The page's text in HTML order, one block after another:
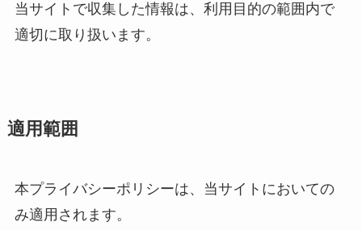
当サイトで収集した情報は、利用目的の範囲内で
適切に取り扱います。
適用範囲
本プライバシーポリシーは、当サイトにおいての
み適用されます。